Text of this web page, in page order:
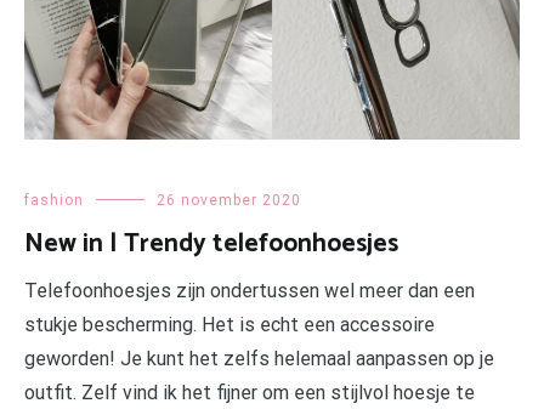
fashion 26 november 2020
New in | Trendy telefoonhoesjes
Telefoonhoesjes zijn ondertussen wel meer dan een
stukje bescherming. Het is echt een accessoire
geworden! Je kunt het zelfs helemaal aanpassen op je
outfit. Zelf vind ik het fijner om een stijlvol hoesje te